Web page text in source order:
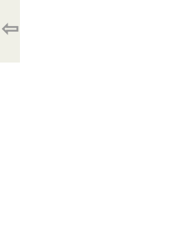
⇦